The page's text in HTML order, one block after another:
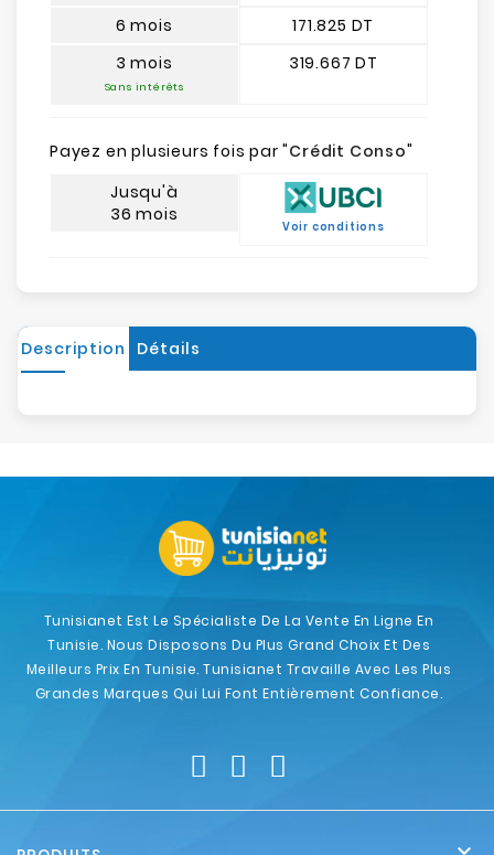
6 mois
3 mois
Sans intérêts
171.825 DT
319.667 DT
Payez en plusieurs fois par "Crédit Conso"
Jusqu'à
36 mois
Voir conditions
Description Détails
Tunisianet Est Le Spécialiste De La Vente En Ligne En
Tunisie. Nous Disposons Du Plus Grand Choix Et Des
Meilleurs Prix En Tunisie. Tunisianet Travaille Avec Les Plus
Grandes Marques Qui Lui Font Entièrement Confiance.